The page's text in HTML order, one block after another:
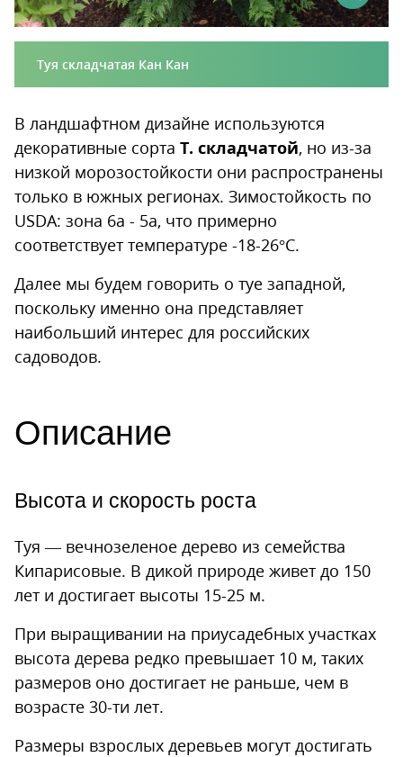
Туя складчатая Кан Кан
В ландшафтном дизайне используются
декоративные сорта Т. складчатой, но из-за
низкой морозостойкости они распространены
только в южных регионах. Зимостойкость по
USDA: зона 6а - 5а, что примерно
соответствует температуре -18-26°С.
Далее мы будем говорить о туе западной,
поскольку именно она представляет
наибольший интерес для российских
садоводов.
Описание
Высота и скорость роста
Туя — вечнозеленое дерево из семейства
Кипарисовые. В дикой природе живет до 150
лет и достигает высоты 15-25 м.
При выращивании на приусадебных участках
высота дерева редко превышает 10 м, таких
размеров оно достигает не раньше, чем в
возрасте 30-ти лет.
Размеры взрослых деревьев могут достигать